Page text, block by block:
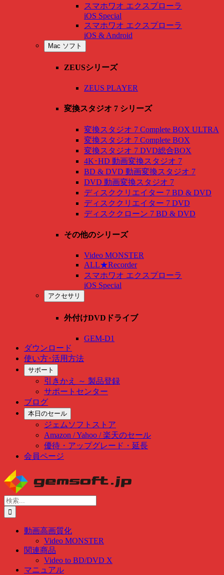
スマホワオ エクスプローラ
iOS Special
スマホワオ エクスプローラ
iOS & Android
Mac ソフト
ZEUSシリーズ
ZEUS PLAYER
変換スタジオ 7 シリーズ
変換スタジオ 7 Complete BOX ULTRA
変換スタジオ 7 Complete BOX
変換スタジオ 7 DVD総合BOX
4K･HD 動画変換スタジオ 7
BD & DVD 動画変換スタジオ 7
DVD 動画変換スタジオ 7
ディスククリエイター 7 BD & DVD
ディスククリエイター 7 DVD
ディスククローン 7 BD & DVD
その他のシリーズ
Video MONSTER
ALL★Recorder
スマホワオ エクスプローラ
iOS Special
アクセサリ
外付けDVDドライブ
GEM-D1
ダウンロード
使い方･活用方法
サポート
引きかえ ～ 製品登録
サポートセンター
ブログ
本日のセール
ジェムソフトストア
Amazon / Yahoo / 楽天のセール
優待・アップグレード・延長
会員ページ
Skip
to
content
検
索
…
動画高画質化
Video MONSTER
関連商品
Video to BD/DVD X
マニュアル